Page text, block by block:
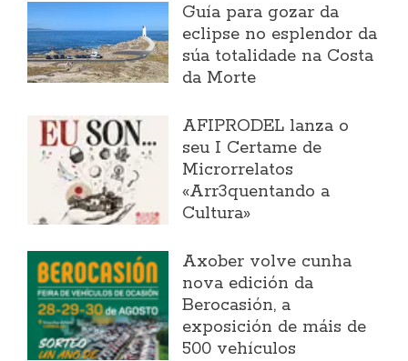
Guía para gozar da
eclipse no esplendor da
súa totalidade na Costa
da Morte
AFIPRODEL lanza o
seu I Certame de
Microrrelatos
«Arr3quentando a
Cultura»
Axober volve cunha
nova edición da
Berocasión, a
exposición de máis de
500 vehículos